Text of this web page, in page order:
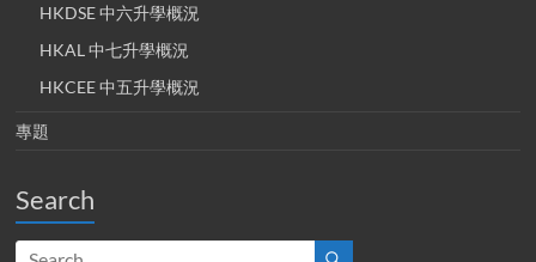
HKDSE 中六升學概況
HKAL 中七升學概況
HKCEE 中五升學概況
專題
Search